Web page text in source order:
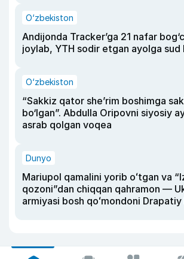
O‘zbekiston
Andijonda Tracker’ga 21 nafar
joylab, YTH sodir etgan ayolga sud
O‘zbekiston
“Sakkiz qator she’rim boshimga
bo‘lgan”. Abdulla Oripovni siyosiy
asrab qolgan voqea
Dunyo
Mariupol qamalini yorib oʻtgan va
qozoni”dan chiqqan qahramon —
armiyasi bosh qoʻmondoni Drapatiy